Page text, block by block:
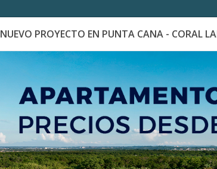
Explora Propiedades Catálogo de
NUEVO PROYECTO EN PUNTA CANA - CORAL